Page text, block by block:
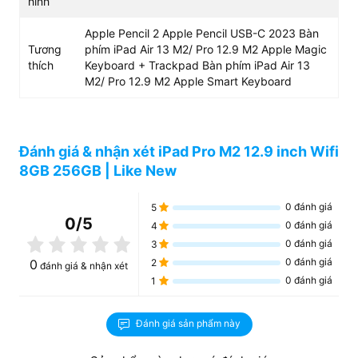
Camera TrueDepth cũng được hỗ trợ mở khóa FaceID
màu chất lượng và sống động.
Màn hình đảm bảo độ chính xác màu sắc cực
Trên chiếc màn hình cao cấp iPad Pro 2022 mới này,
Apple cho siêu phẩm màn hình Mini-LED vô cùng chất
lượng. Kích thước màn hình rộng 12.9 inch cùng với đó là
tỉ lệ tương phản 1.000.000:1 cho không gian hiển thị rộng
Phần viền xung quanh màn hình đã được thu hẹp cùng
Tương
thích
Apple Pencil 2 Apple Pencil USB-C 2023 Bàn
phím iPad Air 13 M2/ Pro 12.9 M2 Apple Magic
Keyboard + Trackpad Bàn phím iPad Air 13
M2/ Pro 12.9 M2 Apple Smart Keyboard
Đánh giá & nhận xét iPad Pro M2 12.9 inch Wifi
8GB 256GB | Like New
0/5
0 đánh giá & nhận xét
5 0 đánh giá
4
0 đánh giá
3
0 đánh giá
2
0 đánh giá
1
0 đánh giá
Đánh giá sản phẩm này